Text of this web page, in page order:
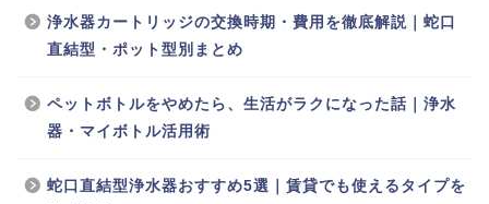
浄水器カートリッジの交換時期・費用を徹底解説｜蛇口
直結型・ポット型別まとめ
ペットボトルをやめたら、生活がラクになった話｜浄水
器・マイボトル活用術
蛇口直結型浄水器おすすめ5選｜賃貸でも使えるタイプを